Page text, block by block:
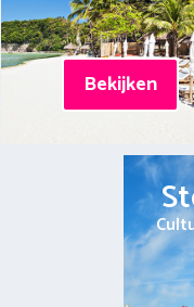
Bekijken